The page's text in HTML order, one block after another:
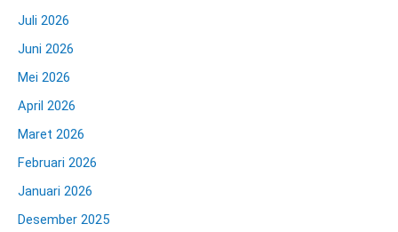
Juli 2026
Juni 2026
Mei 2026
April 2026
Maret 2026
Februari 2026
Januari 2026
Desember 2025